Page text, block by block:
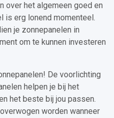
over het algemeen goed en
is erg lonend momenteel.
je zonnepanelen in
om te kunnen investeren
De voorlichting
helpen je bij het
het beste bij jou passen.
worden wanneer